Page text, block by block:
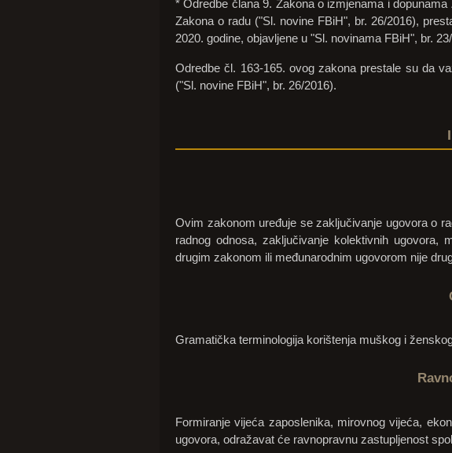
* Odredbe člana 9. Zakona o izmjenama i
Zakona o radu ("Sl. novine FBiH", br. 26/2016),
2020. godine, objavljene u "Sl. novinama FBiH", br.
Odredbe čl. 163-165. ovog zakona prestale su da
("Sl. novine FBiH", br. 26/2016).
Ovim zakonom uređuje se zaključivanje ugovora o
radnog odnosa, zaključivanje kolektivnih ugovora,
drugim zakonom ili međunarodnim ugovorom nije
Gramatička terminologija korištenja muškog i
Formiranje vijeća zaposlenika, mirovnog vijeća,
ugovora, odražavat će ravnopravnu zastupljenost